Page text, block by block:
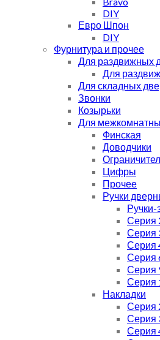
DIY
Евро Шпон
DIY
Фурнитура и прочее
Для раздвижных
Для
Для складных
Звонки
Козырьки
Для
Финская
Доводчики
Цифры
Прочее
Ручки
Ручки-
Серия
Серия
Серия
Серия
Серия
Серия
Накладки
Серия
Серия
Серия